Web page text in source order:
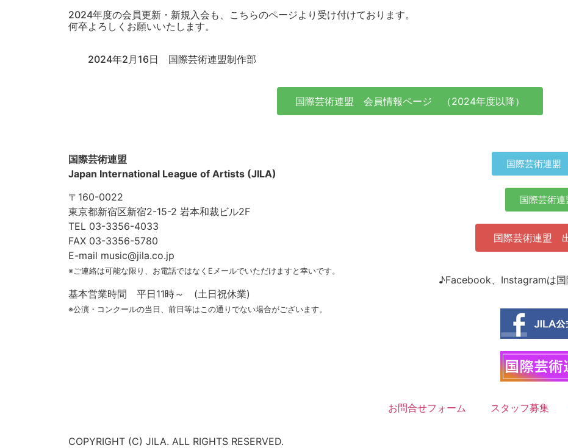
2024年度の会員更新・新規入会も、こちらのページより受け付けております。
何卒よろしくお願いいたします。
2024年2月16日 国際芸術連盟制作部
国際芸術連盟 会員情報ページ （2024年度以降）
国際芸術連盟
Japan International League of Artists (JILA)
〒160-0022
東京都新宿区新宿2-15-2 岩本和裁ビル2F
TEL 03-3356-4033
FAX 03-3356-5780
E-mail music@jila.co.jp
※ご連絡は可能な限り、お電話ではなくEメールでいただけますと幸いです。
基本営業時間 平日11時～ (土日祝休業)
※公演・コンクールの当日、前日等はこの通りでない場合がございます。
国際芸術連盟
国際芸術
国際芸術連盟
♪Facebook、Instagramは国
お問合せフォーム スタッフ募集
COPYRIGHT (C) JILA. ALL RIGHTS RESERVED.